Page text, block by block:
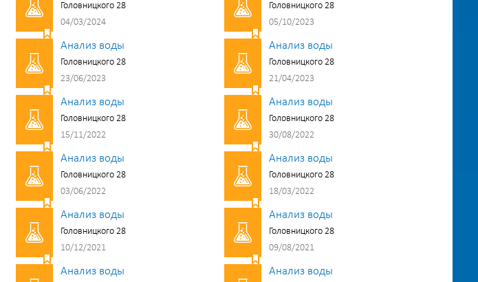
Головницкого 28
04/03/2024
Головницкого 28
05/10/2023
Анализ воды
Головницкого 28
23/06/2023
Анализ воды
Головницкого 28
21/04/2023
Анализ воды
Головницкого 28
15/11/2022
Анализ воды
Головницкого 28
30/08/2022
Анализ воды
Головницкого 28
03/06/2022
Анализ воды
Головницкого 28
18/03/2022
Анализ воды
Головницкого 28
10/12/2021
Анализ воды
Головницкого 28
09/08/2021
Анализ воды Анализ воды